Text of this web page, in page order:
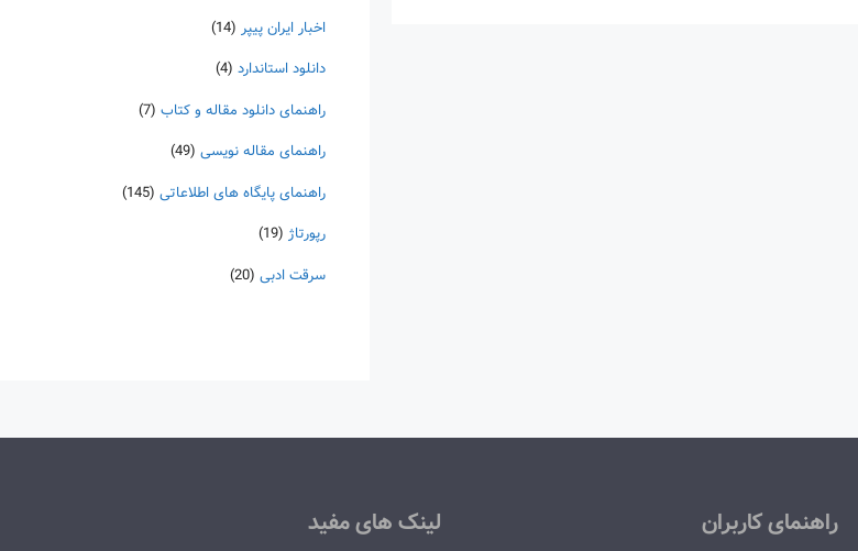
اخبار ایران پیپر (14)
دانلود استاندارد (4)
راهنمای دانلود مقاله و کتاب (7)
راهنمای مقاله نویسی (49)
راهنمای پایگاه های اطلاعاتی (145)
رپورتاژ (19)
سرقت ادبی (20)
راهنمای کاربران لینک های مفید